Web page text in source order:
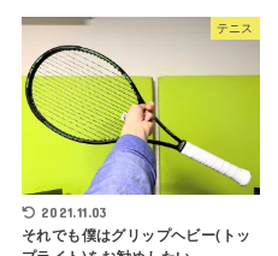
テニス
2021.11.03
それでも僕はグリップヘビー(トッ